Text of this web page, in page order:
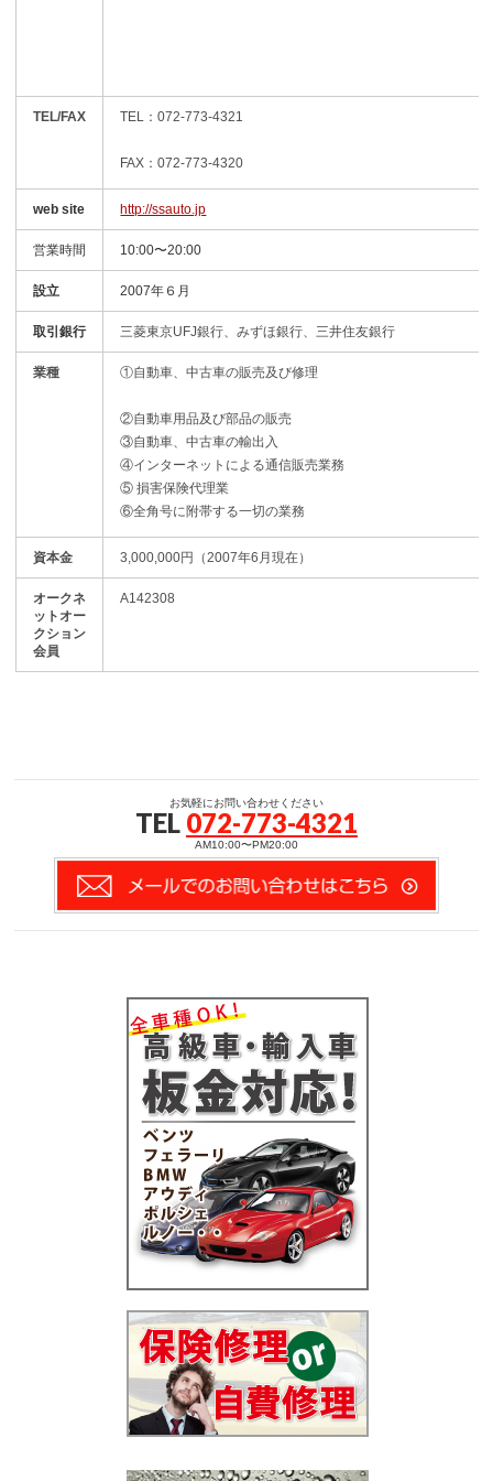
TEL/FAX TEL：072-773-4321
FAX：072-773-4320
web site http://ssauto.jp
営業時間 10:00〜20:00
設立 2007年６月
取引銀行 三菱東京UFJ銀行、みずほ銀行、三井住友銀行
業種 ①自動車、中古車の販売及び修理
②自動車用品及び部品の販売
③自動車、中古車の輸出入
④インターネットによる通信販売業務
⑤ 損害保険代理業
⑥全角号に附帯する一切の業務
資本金 3,000,000円（2007年6月現在）
オークネ
ットオー
クション
会員
A142308
お気軽にお問い合わせください
TEL 072-773-4321
AM10:00〜PM20:00